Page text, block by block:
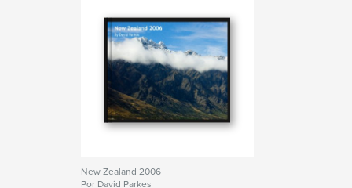
New Zealand 2006
Por David Parkes